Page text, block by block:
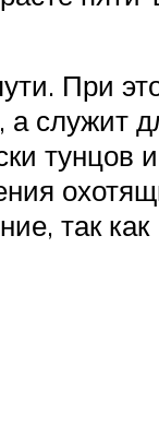
При
а служит
тунцов
так как